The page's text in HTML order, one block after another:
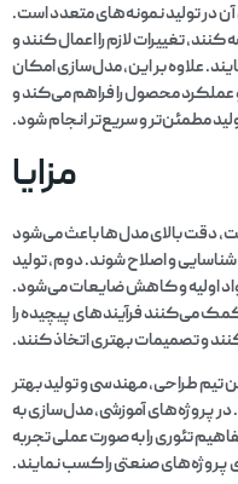
در تولید نمونه‌های متعدد است.
تغییرات لازم را اعمال کنند و
علاوه بر این، مدل‌سازی امکان
عملکرد محصول را فراهم می‌کند و
مطمئن‌تر و سریع‌تر انجام شود.
مزایا
دقت بالای مدل‌ها باعث می‌شود
و اصلاح شوند. دوم، تولید
اولیه و کاهش ضایعات می‌شود.
می‌کنند فرآیندهای پیچیده را
کنند و تصمیمات بهتری اتخاذ کنند.
تیم طراحی، مهندسی و تولید بهتر
پروژه‌های آموزشی، مدل‌سازی به
تئوری را به صورت عملی تجربه
پروژه‌های صنعتی را کسب نمایند.